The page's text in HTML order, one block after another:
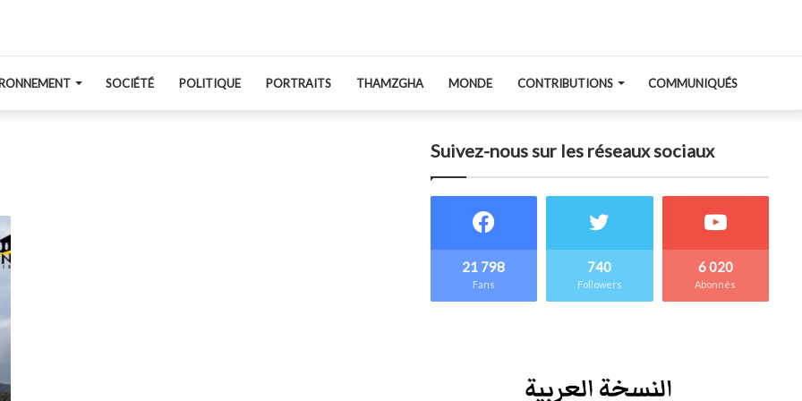
SOCIÉTÉ POLITIQUE PORTRAITS THAMZGHA MONDE CONTRIBUTIONS COMMUNIQUÉS
Suivez-nous sur les réseaux sociaux
21 798
Fans
740
Followers
6 020
Abonnés